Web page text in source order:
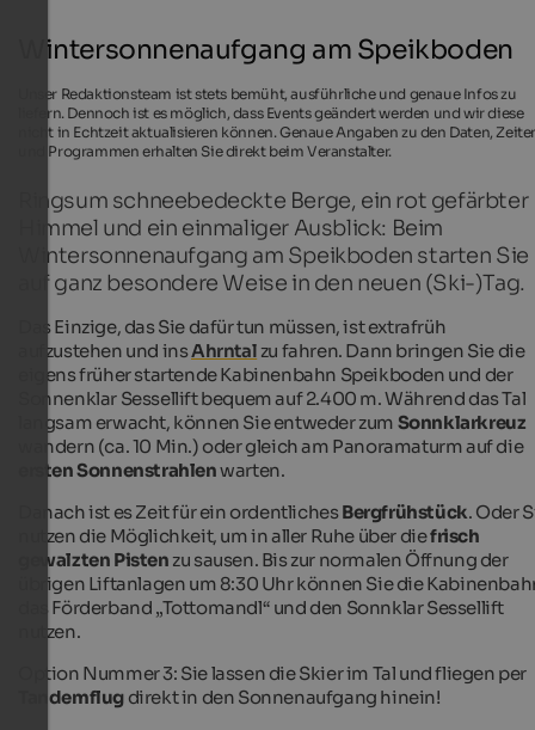
Wintersonnenaufgang am Speikboden
Unser Redaktionsteam ist stets bemüht, ausführliche und genaue Infos zu
liefern. Dennoch ist es möglich, dass Events geändert werden und wir diese
nicht in Echtzeit aktualisieren können. Genaue Angaben zu den Daten,
und Programmen erhalten Sie direkt beim Veranstalter.
Ringsum schneebedeckte Berge, ein rot gefärbter
Himmel und ein einmaliger Ausblick: Beim
Wintersonnenaufgang am Speikboden starten Sie
auf ganz besondere Weise in den neuen (Ski-)Tag.
Das Einzige, das Sie dafür tun müssen, ist extrafrüh
aufzustehen und insAhrntal zu fahren. Dann bringen Sie die
eigens früher startende Kabinenbahn Speikboden und der
Sonnenklar Sessellift bequem auf 2.400 m. Während das Tal
langsam erwacht, können Sie entweder zum Sonnklarkreuz
wandern (ca. 10 Min.) oder gleich am Panoramaturm auf die
ersten Sonnenstrahlenwarten.
Danach ist es Zeit für ein ordentlichesBergfrühstück. Oder
nutzen die Möglichkeit, um in aller Ruhe über diefrisch
gewalzten Pisten zu sausen. Bis zur normalen Öffnung der
übrigen Liftanlagen um 8:30 Uhr können Sie die
das Förderband „Tottomandl“ und den Sonnklar Sessellift
nutzen.
Option Nummer 3: Sie lassen die Skier im Tal und fliegen per
Tandemflug direkt in den Sonnenaufgang hinein!